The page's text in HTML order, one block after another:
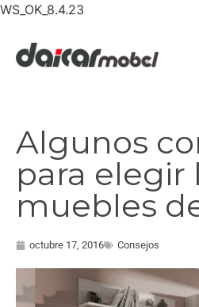
WS_OK_8.4.23
Algunos
para elegir
muebles
octubre 17, 2016 Consejos